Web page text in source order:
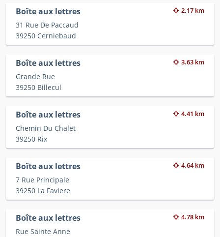
Boîte aux lettres 2.17 km
31 Rue De Paccaud
39250 Cerniebaud
Boîte aux lettres 3.63 km
Grande Rue
39250 Billecul
Boîte aux lettres 4.41 km
Chemin Du Chalet
39250 Rix
Boîte aux lettres 4.64 km
7 Rue Principale
39250 La Faviere
Boîte aux lettres 4.78 km
Rue Sainte Anne